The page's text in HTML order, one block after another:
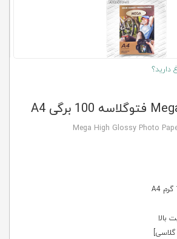
دارید؟
Mega High Glossy Photo
بالا